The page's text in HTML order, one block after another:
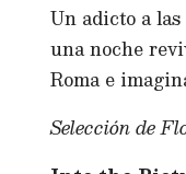
Un adicto a
una noche
Roma e
Selección de